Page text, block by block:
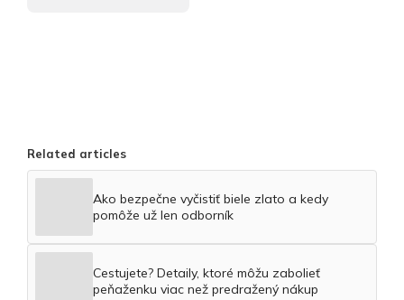
Related articles
Ako bezpečne vyčistiť biele zlato a kedy
pomôže už len odborník
Cestujete? Detaily, ktoré môžu zabolieť
peňaženku viac než predražený nákup